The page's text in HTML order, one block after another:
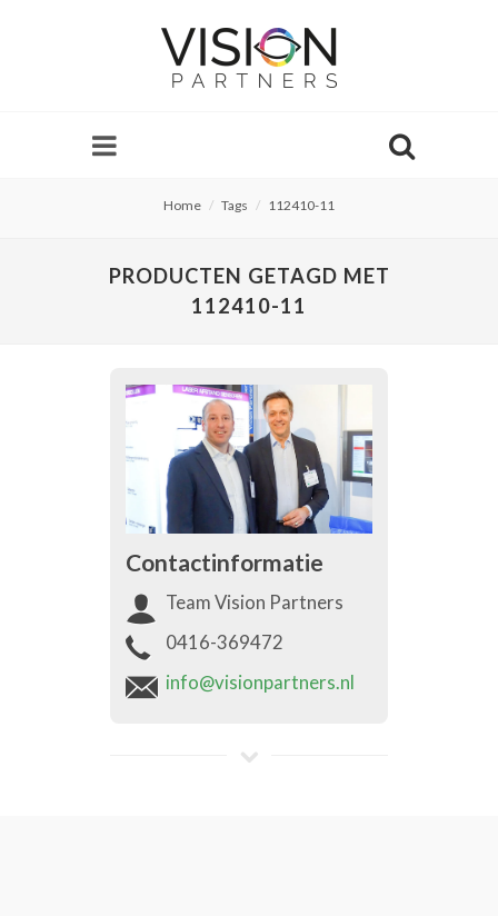
Home Tags 112410-11
PRODUCTEN GETAGD MET
112410-11
Contactinformatie
Team Vision Partners
0416-369472
info@visionpartners.nl